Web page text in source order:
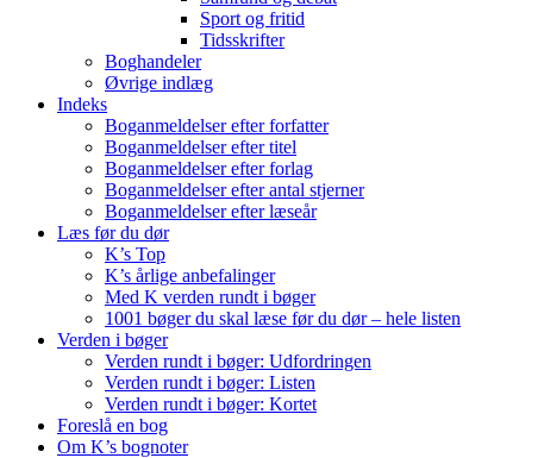
Sport og fritid
Tidsskrifter
Boghandeler
Øvrige indlæg
Indeks
Boganmeldelser efter forfatter
Boganmeldelser efter titel
Boganmeldelser efter forlag
Boganmeldelser efter antal stjerner
Boganmeldelser efter læseår
Læs før du dør
K’s Top
K’s årlige anbefalinger
Med K verden rundt i bøger
1001 bøger du skal læse før du dør – hele listen
Verden i bøger
Verden rundt i bøger: Udfordringen
Verden rundt i bøger: Listen
Verden rundt i bøger: Kortet
Foreslå en bog
Om K’s bognoter